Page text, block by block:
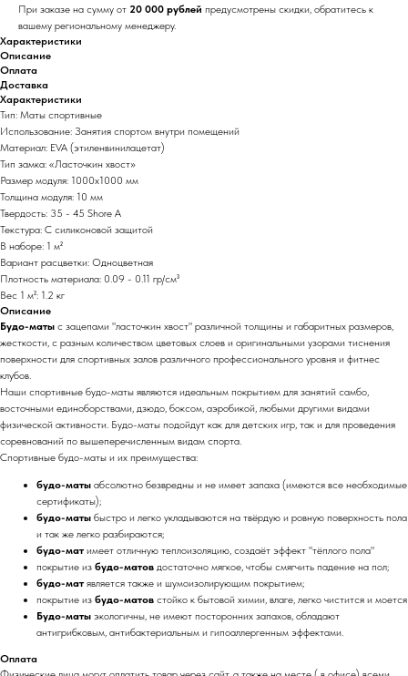
При заказе на сумму от 20 000 рублей предусмотрены скидки, обратитесь к
вашему региональному менеджеру.
Характеристики
Описание
Оплата
Доставка
Характеристики
Тип: Маты спортивные
Использование: Занятия спортом внутри помещений
Материал: EVA (этиленвинилацетат)
Тип замка: «Ласточкин хвост»
Размер модуля: 1000х1000 мм
Толщина модуля: 10 мм
Твердость: 35 - 45 Shore A
Текстура: С силиконовой защитой
В наборе: 1 м²
Вариант расцветки: Одноцветная
Плотность материала: 0.09 - 0.11 гр/см³
Вес 1 м²: 1.2 кг
Описание
Будо-маты с зацепами "ласточкин хвост" различной толщины и габаритных размеров,
жесткости, с разным количеством цветовых слоев и оригинальными узорами тиснения
поверхности для спортивных залов различного профессионального уровня и фитнес
клубов.
Наши спортивные будо-маты являются идеальным покрытием для занятий самбо,
восточными единоборствами, дзюдо, боксом, аэробикой, любыми другими видами
физической активности. Будо-маты подойдут как для детских игр, так и для проведения
соревнований по вышеперечисленным видам спорта.
Спортивные будо-маты и их преимущества:
будо-маты абсолютно безвредны и не имеет запаха (имеются все необходимые
сертификаты);
будо-маты быстро и легко укладываются на твёрдую и ровную поверхность пола
и так же легко разбираются;
будо-мат имеет отличную теплоизоляцию, создаёт эффект "тёплого пола"
покрытие из будо-матов достаточно мягкое, чтобы смягчить падение на пол;
будо-мат является также и шумоизолирующим покрытием;
покрытие из будо-матов стойко к бытовой химии, влаге, легко чистится и моется
Будо-маты экологичны, не имеют посторонних запахов, обладают
антигрибковым, антибактериальным и гипоаллергенным эффектами.
Оплата